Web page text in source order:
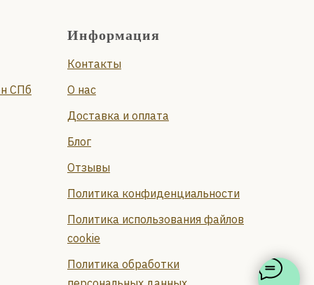
СПб
Информация
Контакты
О нас
Доставка и оплата
Блог
Отзывы
Политика конфиденциальности
Политика использования файлов
cookie
Политика обработки